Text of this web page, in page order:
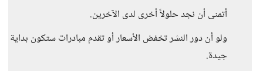
أتمنى أن نجد حلولاً أخرى لدى الآخرين.
ولو أن دور النشر تخفض الأسعار أو تقدم مبادرات ستكون بداية
جيدة.